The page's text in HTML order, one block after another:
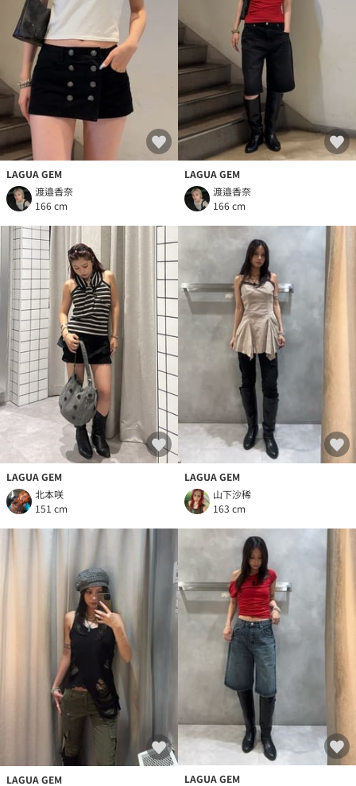
LAGUA GEM
渡邉香奈
166 cm
LAGUA GEM
渡邉香奈
166 cm
LAGUA GEM
北本咲
151 cm
LAGUA GEM
山下沙稀
163 cm
LAGUA GEM LAGUA GEM